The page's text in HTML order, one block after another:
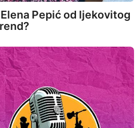
Pepić od ljekovitog